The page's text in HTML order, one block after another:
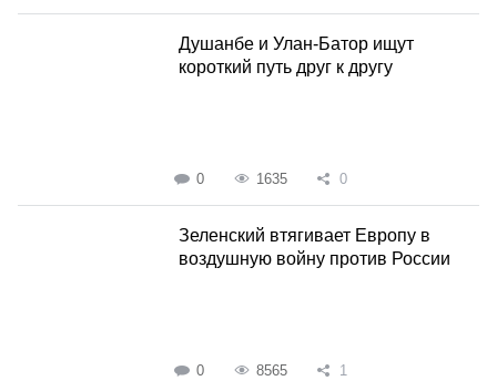
Душанбе и Улан-Батор ищут
короткий путь друг к другу
0 1635 0
Зеленский втягивает Европу в
воздушную войну против России
0 8565 1